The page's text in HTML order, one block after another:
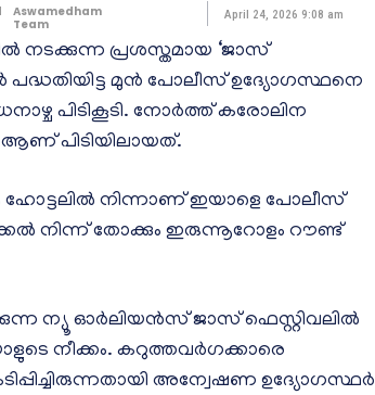
Aswamedham
Team
April 24, 2026 9:08 am
നടക്കുന്ന പ്രശസ്തമായ ‘ജാസ്
പദ്ധതിയിട്ട മുൻ പോലീസ് ഉദ്യോഗസ്ഥനെ
പിടികൂടി. നോർത്ത് കരോലിന
ആണ് പിടിയിലായത്.
ഹോട്ടലിൽ നിന്നാണ് ഇയാളെ പോലീസ്
നിന്ന് തോക്കും ഇരുന്നൂറോളം റൗണ്ട്
ന്യൂ ഓർലിയൻസ് ജാസ് ഫെസ്റ്റിവലിൽ
നീക്കം. കറുത്തവർഗക്കാരെ
അന്വേഷണ ഉദ്യോഗസ്ഥർ